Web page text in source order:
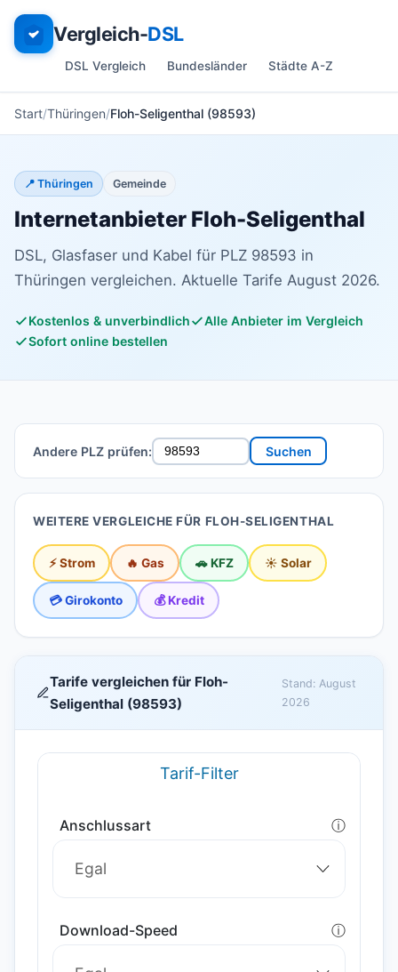
Vergleich-DSL
DSL Vergleich Bundesländer Städte A-Z
Start Thüringen Floh-Seligenthal (98593)
📍 Thüringen Gemeinde
Internetanbieter Floh-Seligenthal
DSL, Glasfaser und Kabel für PLZ 98593 in
Thüringen vergleichen. Aktuelle Tarife August 2026.
Kostenlos & unverbindlich
Alle Anbieter im Vergleich
Sofort online bestellen
Andere PLZ prüfen: Suchen
WEITERE VERGLEICHE FÜR FLOH-SELIGENTHAL
⚡ Strom 🔥 Gas 🚗 KFZ ☀️ Solar
💳 Girokonto 💰 Kredit
Tarife vergleichen für Floh-
Seligenthal (98593)
Stand: August
2026